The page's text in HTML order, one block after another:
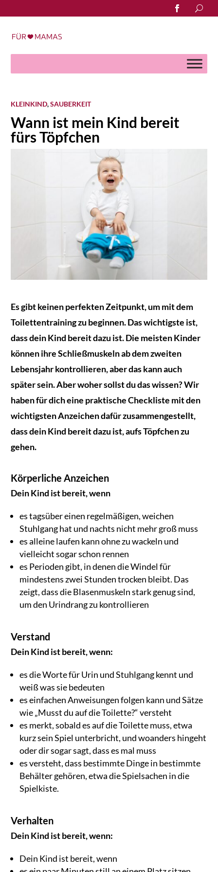
Search
for:
KLEINKIND,SAUBERKEIT
Wann ist mein Kind bereit
fürs Töpfchen
Es gibt keinen perfekten Zeitpunkt, um mit dem
Toilettentraining zu beginnen. Das wichtigste ist,
dass dein Kind bereit dazu ist. Die meisten Kinder
können ihre Schließmuskeln ab dem zweiten
Lebensjahr kontrollieren, aber das kann auch
später sein. Aber woher sollst du das wissen? Wir
haben für dich eine praktische Checkliste mit den
wichtigsten Anzeichen dafür zusammengestellt,
dass dein Kind bereit dazu ist, aufs Töpfchen zu
gehen.
Körperliche Anzeichen
Dein Kind ist bereit, wenn
es tagsüber einen regelmäßigen, weichen
Stuhlgang hat und nachts nicht mehr groß muss
es alleine laufen kann ohne zu wackeln und
vielleicht sogar schon rennen
es Perioden gibt, in denen die Windel für
mindestens zwei Stunden trocken bleibt. Das
zeigt, dass die Blasenmuskeln stark genug sind,
um den Urindrang zu kontrollieren
Verstand
Dein Kind ist bereit, wenn:
es die Worte für Urin und Stuhlgang kennt und
weiß was sie bedeuten
es einfachen Anweisungen folgen kann und Sätze
wie „Musst du auf die Toilette?“ versteht
es merkt, sobald es auf die Toilette muss, etwa
kurz sein Spiel unterbricht, und woanders hingeht
oder dir sogar sagt, dass es mal muss
es versteht, dass bestimmte Dinge in bestimmte
Behälter gehören, etwa die Spielsachen in die
Spielkiste.
Verhalten
Dein Kind ist bereit, wenn:
Dein Kind ist bereit, wenn